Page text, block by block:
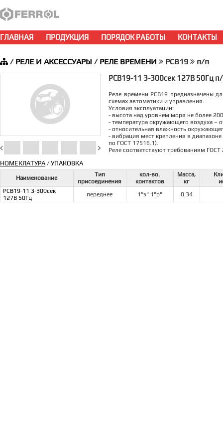
ГЛАВНАЯ ПРОДУКЦИЯ ПОРЯДОК РАБОТЫ КОНТАКТЫ
/ РЕЛЕ И АКСЕССУАРЫ / РЕЛЕ ВРЕМЕНИ РСВ19 п/п
РСВ19-11 3-300сек 127В 50Гц
Реле времени РСВ19 предназначены
схемах автоматики и управления.
Условия эксплуатации:
- высота над уровнем моря не более
- температура окружающего воздуха –
- относительная влажность
- вибрация мест крепления в
по ГОСТ 17516.1).
Реле соответствуют требованиям
НОМЕКЛАТУРА/ УПАКОВКА
Наименование
Тип
присоединения
кол-во.
контактов
Масса,
кг
РСВ19-11 3-300сек
127В 50Гц
переднее 1"з" 1"р" 0.34